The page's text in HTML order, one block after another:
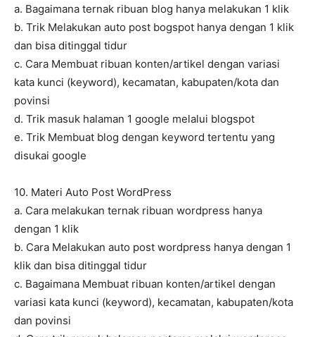
a. Bagaimana ternak ribuan blog hanya melakukan 1 klik
b. Trik Melakukan auto post bogspot hanya dengan 1 klik
dan bisa ditinggal tidur
c. Cara Membuat ribuan konten/artikel dengan variasi
kata kunci (keyword), kecamatan, kabupaten/kota dan
povinsi
d. Trik masuk halaman 1 google melalui blogspot
e. Trik Membuat blog dengan keyword tertentu yang
disukai google
10. Materi Auto Post WordPress
a. Cara melakukan ternak ribuan wordpress hanya
dengan 1 klik
b. Cara Melakukan auto post wordpress hanya dengan 1
klik dan bisa ditinggal tidur
c. Bagaimana Membuat ribuan konten/artikel dengan
variasi kata kunci (keyword), kecamatan, kabupaten/kota
dan povinsi